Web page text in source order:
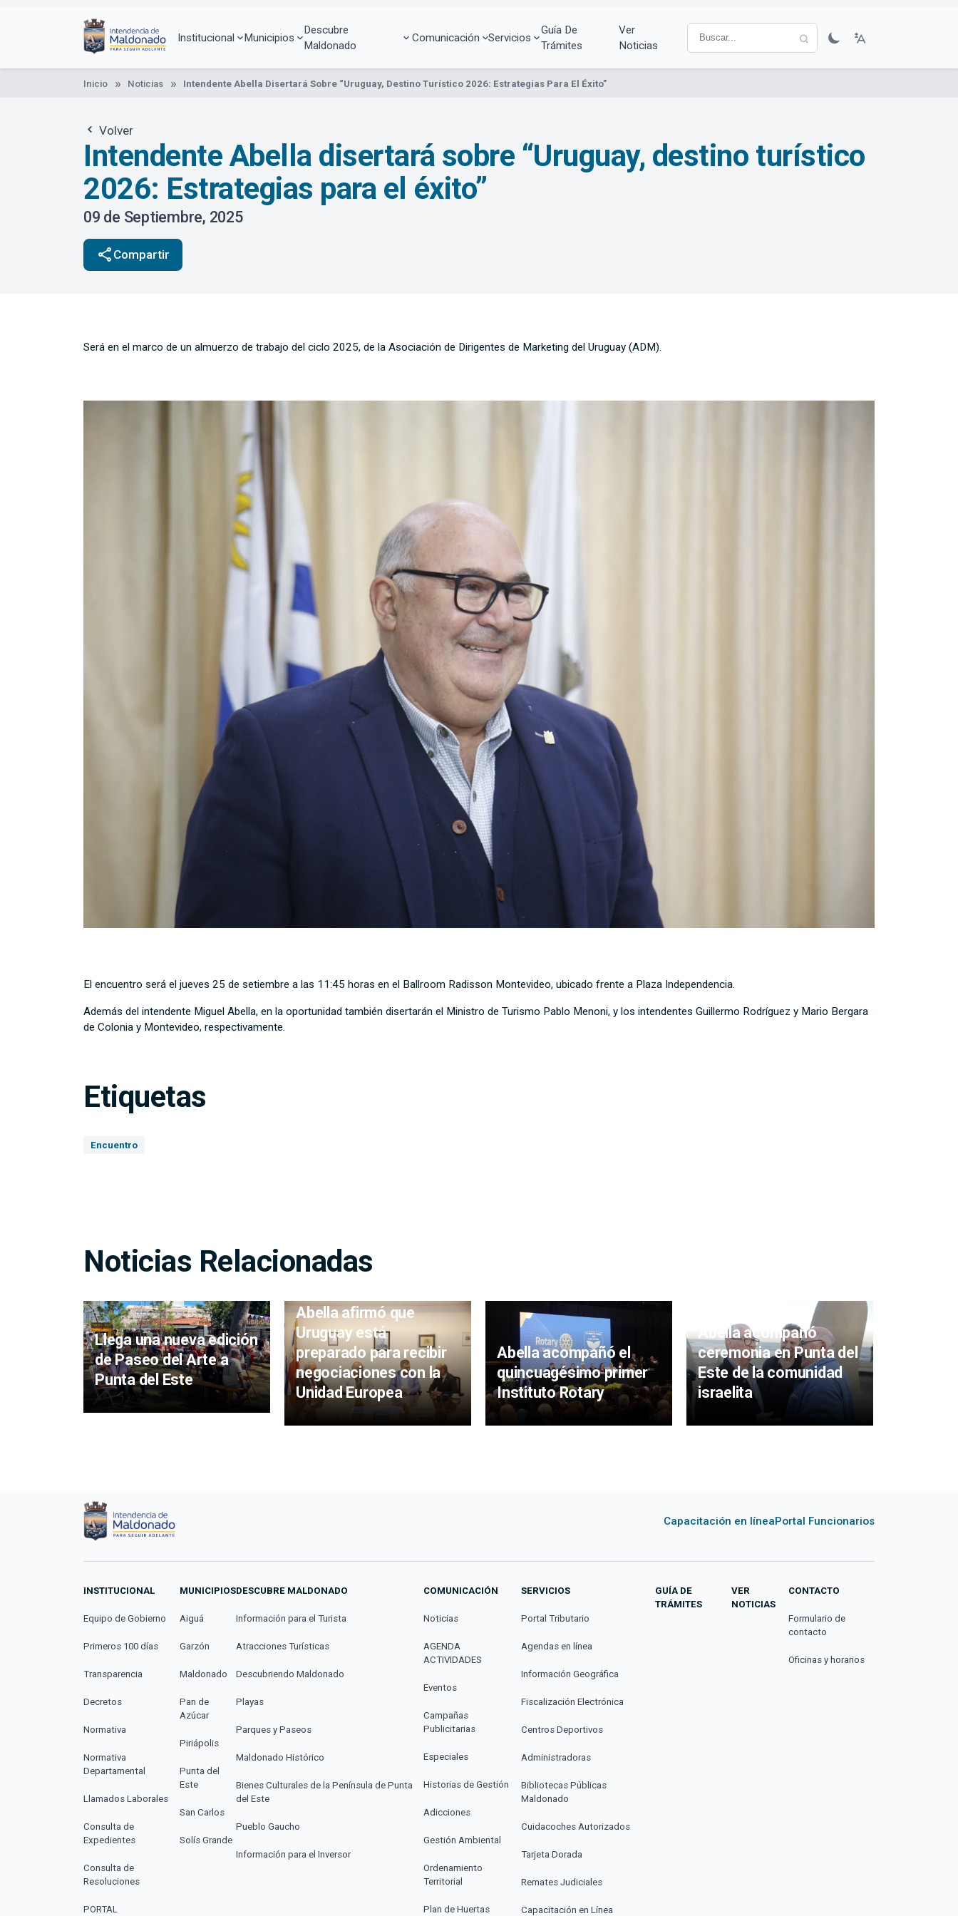
Institucional Municipios
Descubre
Maldonado
Comunicación Servicios
Guía De
Trámites
Ver
Noticias
Inicio Noticias Intendente Abella Disertará Sobre “Uruguay, Destino Turístico 2026: Estrategias Para El Éxito”
Volver
Intendente Abella disertará sobre “Uruguay, destino turístico
2026: Estrategias para el éxito”
09 de Septiembre, 2025
share Compartir
Será en el marco de un almuerzo de trabajo del ciclo 2025, de la Asociación de Dirigentes de Marketing del Uruguay (ADM).
El encuentro será el jueves 25 de setiembre a las 11:45 horas en el Ballroom Radisson Montevideo, ubicado frente a Plaza Independencia.
Además del intendente Miguel Abella, en la oportunidad también disertarán el Ministro de Turismo Pablo Menoni, y los intendentes Guillermo Rodríguez y Mario Bergara
de Colonia y Montevideo, respectivamente.
Etiquetas
Encuentro
Noticias Relacionadas
Llega una nueva edición
de Paseo del Arte a
Punta del Este
Abella afirmó que
Uruguay está
preparado para recibir
negociaciones con la
Unidad Europea
Abella acompañó el
quincuagésimo primer
Instituto Rotary
Abella acompañó
ceremonia en Punta del
Este de la comunidad
israelita
Capacitación en líneaPortal Funcionarios
INSTITUCIONAL
Equipo de Gobierno
Primeros 100 días
Transparencia
Decretos
Normativa
Normativa
Departamental
Llamados Laborales
Consulta de
Expedientes
Consulta de
Resoluciones
PORTAL
MUNICIPIOS
Aiguá
Garzón
Maldonado
Pan de
Azúcar
Piriápolis
Punta del
Este
San Carlos
Solís Grande
DESCUBRE MALDONADO
Información para el Turista
Atracciones Turísticas
Descubriendo Maldonado
Playas
Parques y Paseos
Maldonado Histórico
Bienes Culturales de la Península de Punta
del Este
Pueblo Gaucho
Información para el Inversor
COMUNICACIÓN
Noticias
AGENDA
ACTIVIDADES
Eventos
Campañas
Publicitarias
Especiales
Historias de Gestión
Adicciones
Gestión Ambiental
Ordenamiento
Territorial
Plan de Huertas
SERVICIOS
Portal Tributario
Agendas en línea
Información Geográfica
Fiscalización Electrónica
Centros Deportivos
Administradoras
Bibliotecas Públicas
Maldonado
Cuidacoches Autorizados
Tarjeta Dorada
Remates Judiciales
Capacitación en Línea
GUÍA DE
TRÁMITES
VER
NOTICIAS
CONTACTO
Formulario de
contacto
Oficinas y horarios